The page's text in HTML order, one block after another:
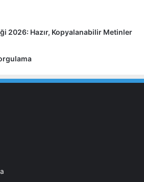
2026: Hazır, Kopyalanabilir Metinler